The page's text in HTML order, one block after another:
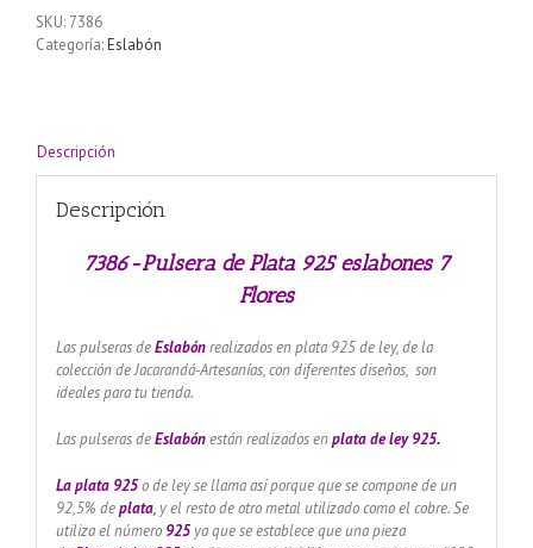
eslabones
SKU: 7386
Categoría:Eslabón
Descripción
Descripción
7386-Pulsera de Plata 925 eslabones 7
Flores
Las pulseras deEslabónrealizados en plata 925 de ley, de la
colección de Jacarandá-Artesanías, con diferentes diseños, son
ideales para tu tienda.
Las pulseras deEslabónestán realizados enplata de ley 925.
La plata 925o de ley se llama así porque que se compone de un
92,5% deplata,y el resto de otro metal utilizado como el cobre. Se
utiliza el número 925ya que se establece que una pieza